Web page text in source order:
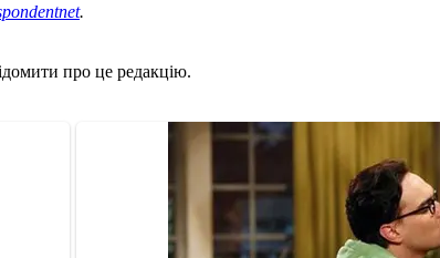
.
про це редакцію.